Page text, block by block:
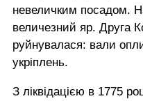
невеличким посадом.
величезний яр. Друга
руйнувалася: вали
укріплень.
З ліквідацією в 1775